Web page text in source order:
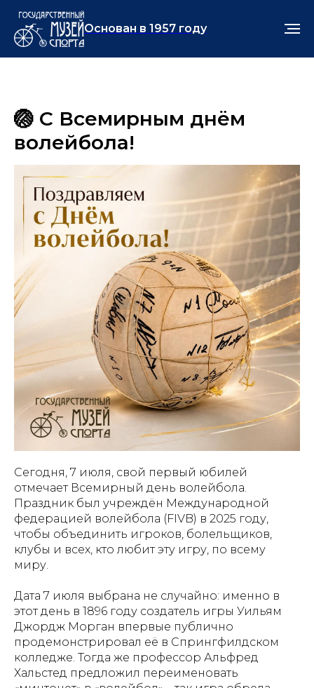
Основан в 1957 году
🏐 С Всемирным днём
волейбола!
Сегодня, 7 июля, свой первый юбилей
отмечает Всемирный день волейбола.
Праздник был учреждён Международной
федерацией волейбола (FIVB) в 2025 году,
чтобы объединить игроков, болельщиков,
клубы и всех, кто любит эту игру, по всему
миру.
Дата 7 июля выбрана не случайно: именно в
этот день в 1896 году создатель игры Уильям
Джордж Морган впервые публично
продемонстрировал её в Спрингфилдском
колледже. Тогда же профессор Альфред
Хальстед предложил переименовать